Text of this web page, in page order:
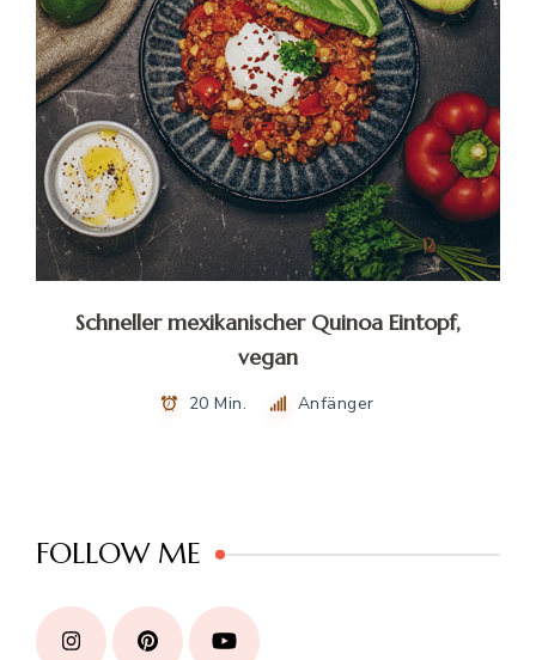
Schneller mexikanischer Quinoa Eintopf,
vegan
20 Min. Anfänger
FOLLOW ME